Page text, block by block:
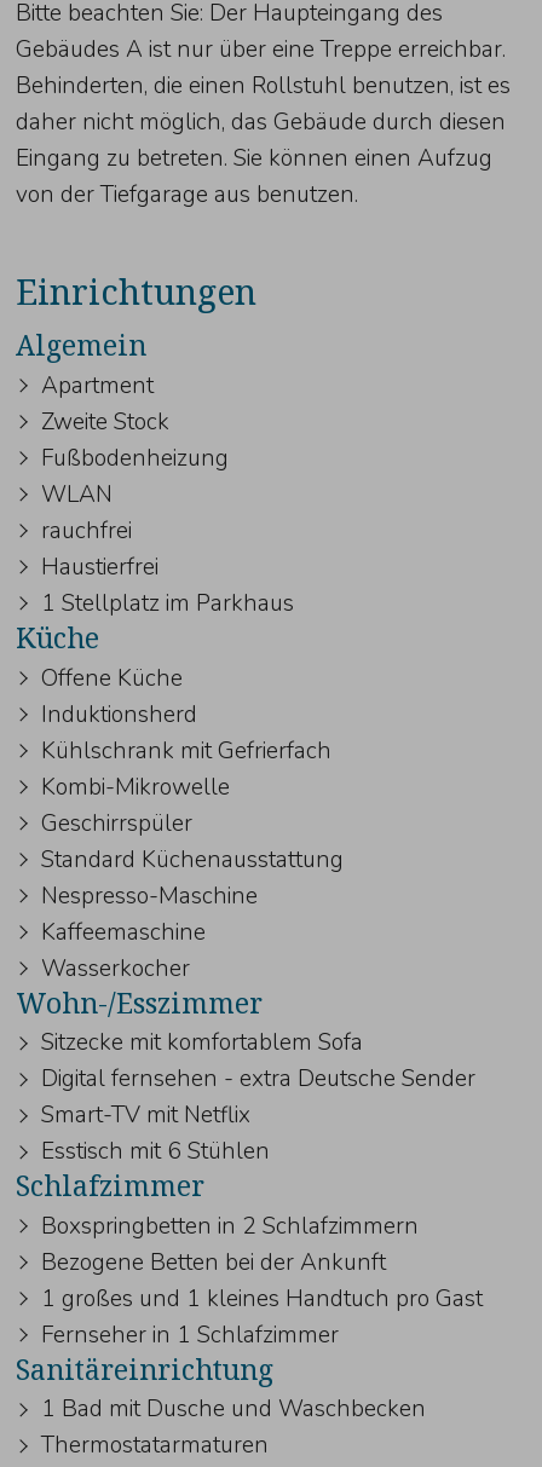
Bitte beachten Sie: Der Haupteingang des
Gebäudes A ist nur über eine Treppe erreichbar.
Behinderten, die einen Rollstuhl benutzen, ist es
daher nicht möglich, das Gebäude durch diesen
Eingang zu betreten. Sie können einen Aufzug
von der Tiefgarage aus benutzen.
Einrichtungen
Algemein
Apartment
Zweite Stock
Fußbodenheizung
WLAN
rauchfrei
Haustierfrei
1 Stellplatz im Parkhaus
Küche
Offene Küche
Induktionsherd
Kühlschrank mit Gefrierfach
Kombi-Mikrowelle
Geschirrspüler
Standard Küchenausstattung
Nespresso-Maschine
Kaffeemaschine
Wasserkocher
Wohn-/Esszimmer
Sitzecke mit komfortablem Sofa
Digital fernsehen - extra Deutsche Sender
Smart-TV mit Netflix
Esstisch mit 6 Stühlen
Schlafzimmer
Boxspringbetten in 2 Schlafzimmern
Bezogene Betten bei der Ankunft
1 großes und 1 kleines Handtuch pro Gast
Fernseher in 1 Schlafzimmer
Sanitäreinrichtung
1 Bad mit Dusche und Waschbecken
Thermostatarmaturen